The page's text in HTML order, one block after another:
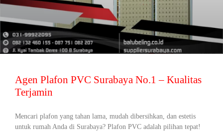
Agen Plafon PVC Surabaya No.1 – Kualitas
Terjamin
Mencari plafon yang tahan lama, mudah dibersihkan, dan estetis
untuk rumah Anda di Surabaya? Plafon PVC adalah pilihan tepat!